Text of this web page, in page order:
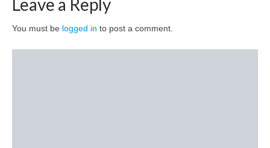
Leave a Reply
You must be logged in to post a comment.